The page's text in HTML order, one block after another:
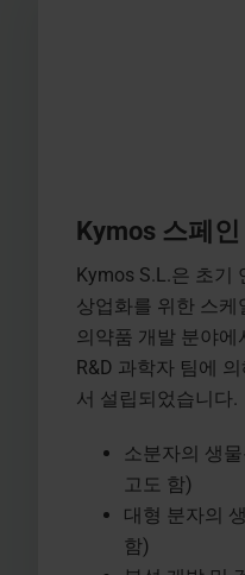
Kymos 스페인
Kymos S.L.은 초기
상업화를 위한 스케
의약품 개발 분야
R&D 과학자 팀에
서 설립되었습니다.
소분자의 생
고도 함)
대형 분자의
함)